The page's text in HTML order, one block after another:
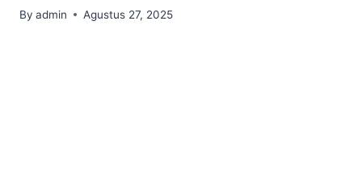
By admin Agustus 27, 2025